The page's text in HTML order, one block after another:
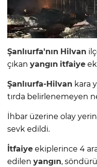
Şanlıurfa'nın Hilvan
çıkan yangın itfaiye
Şanlıurfa-Hilvan kara
tırda belirlenemeyen
İhbar üzerine olay
sevk edildi.
İtfaiye ekiplerince 4
edilen yangın,